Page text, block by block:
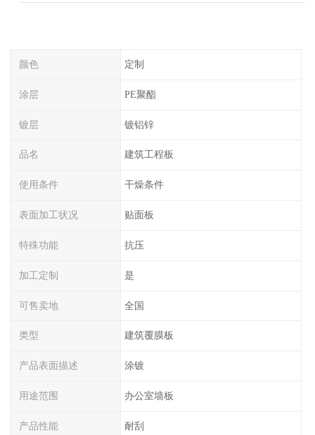
颜色 定制
涂层 PE聚酯
镀层 镀铝锌
品名 建筑工程板
使用条件 干燥条件
表面加工状况 贴面板
特殊功能 抗压
加工定制 是
可售卖地 全国
类型 建筑覆膜板
产品表面描述 涂镀
用途范围 办公室墙板
产品性能 耐刮